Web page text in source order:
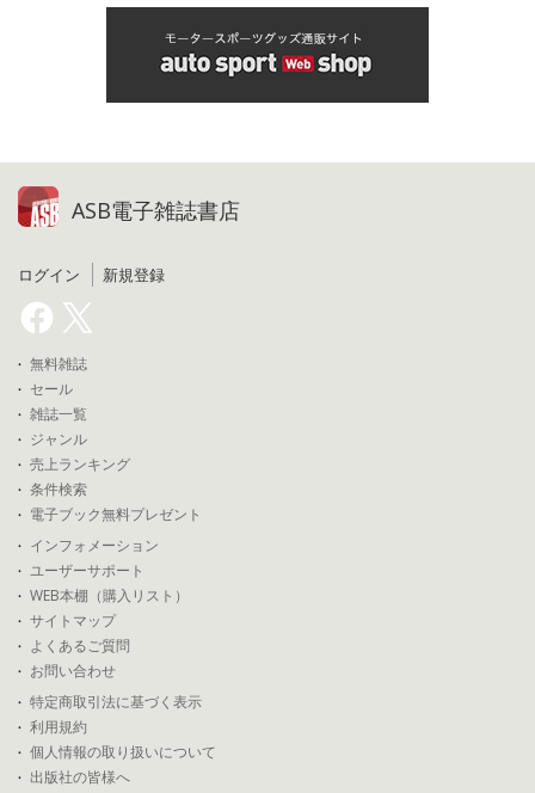
ASB電子雑誌書店
ログイン 新規登録
無料雑誌
セール
雑誌一覧
ジャンル
売上ランキング
条件検索
電子ブック無料プレゼント
インフォメーション
ユーザーサポート
WEB本棚（購入リスト）
サイトマップ
よくあるご質問
お問い合わせ
特定商取引法に基づく表示
利用規約
個人情報の取り扱いについて
出版社の皆様へ